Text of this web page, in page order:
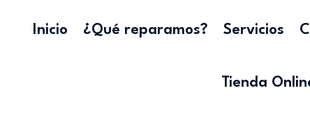
Inicio ¿Qué reparamos? Servicios
Tienda